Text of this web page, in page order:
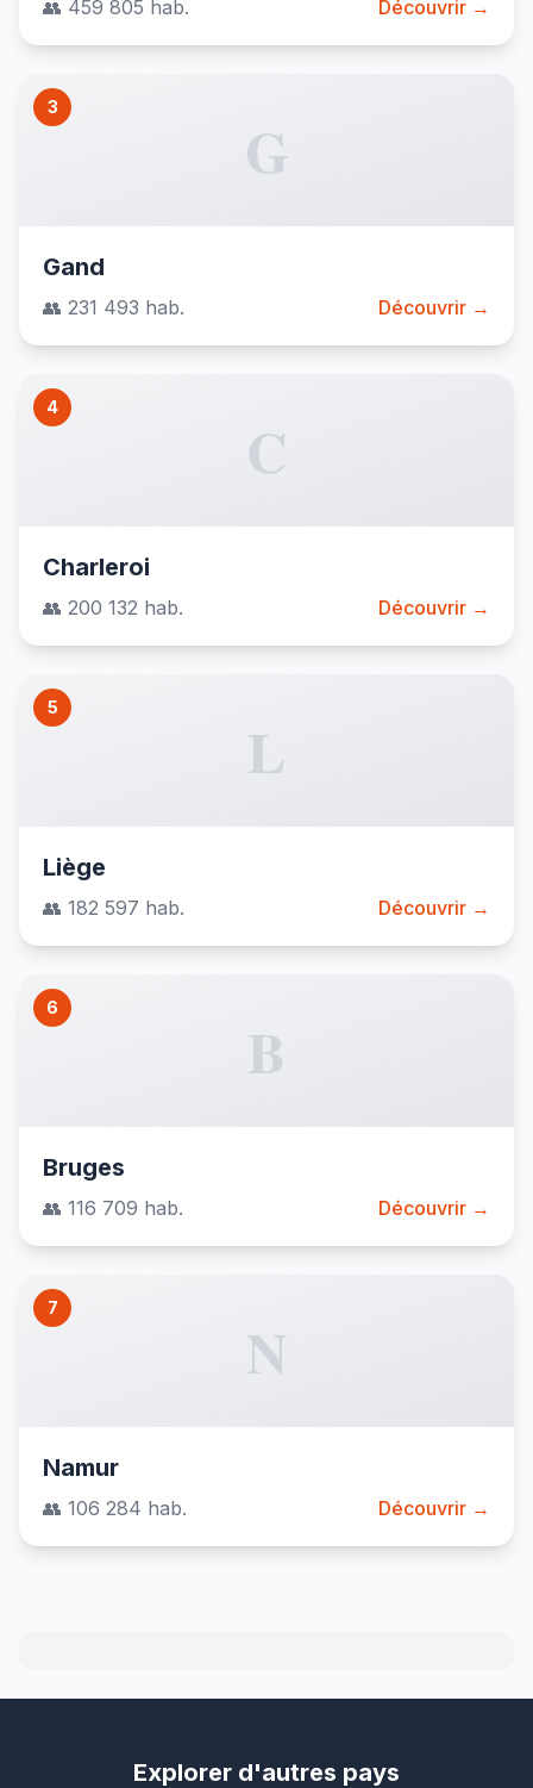
👥 459 805 hab. Découvrir →
3
G
Gand
👥 231 493 hab. Découvrir →
4
C
Charleroi
👥 200 132 hab. Découvrir →
5
L
Liège
👥 182 597 hab. Découvrir →
6
B
Bruges
👥 116 709 hab. Découvrir →
7
N
Namur
👥 106 284 hab. Découvrir →
Explorer d'autres pays